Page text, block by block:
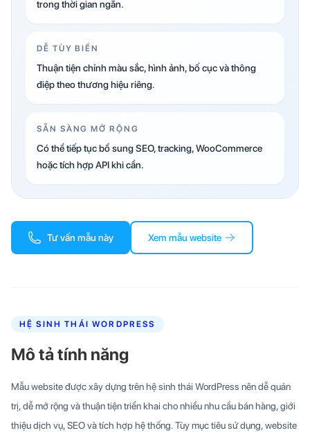
trong thời gian ngắn.
DỄ TÙY BIẾN
Thuận tiện chỉnh màu sắc, hình ảnh, bố cục và thông
điệp theo thương hiệu riêng.
SẴN SÀNG MỞ RỘNG
Có thể tiếp tục bổ sung SEO, tracking, WooCommerce
hoặc tích hợp API khi cần.
Tư vấn mẫu này Xem mẫu website
HỆ SINH THÁI WORDPRESS
Mô tả tính năng
Mẫu website được xây dựng trên hệ sinh thái WordPress nên dễ quản
trị, dễ mở rộng và thuận tiện triển khai cho nhiều nhu cầu bán hàng, giới
thiệu dịch vụ, SEO và tích hợp hệ thống. Tùy mục tiêu sử dụng, website